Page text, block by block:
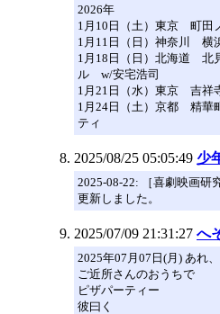
2026年
1月10日（土）東京 町田
1月11日（日）神奈川 横
1月18日（日）北海道 北
ル w/安宅浩司
1月21日（水）東京 吉祥
1月24日（土）京都 精
ティ
2025/08/25 05:05:49 少
2025-08-22: ［喜劇映画研
更新しました。
2025/07/09 21:31:27 へ
2025年07月07日(月) あれ
ご近所さんのおうちで
ピザパーティー
彼曰く